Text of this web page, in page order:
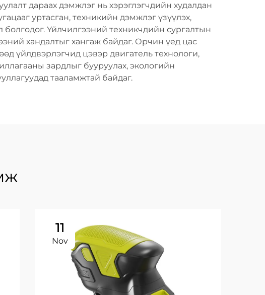
дараах дэмжлэг нь хэрэглэгчдийн худалдан
уртасган, техникийн дэмжлэг үзүүлэх,
болгодог. Үйлчилгээний техникчдийн сургалтын
хандалтыг хангаж байдаг. Орчин үед цас
үйлдвэрлэгчид цэвэр двигатель технологи,
зардлыг бууруулах, экологийн
тааламжтай байдаг.
11
Nov